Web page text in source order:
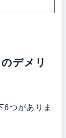
デメリ
6つがありま